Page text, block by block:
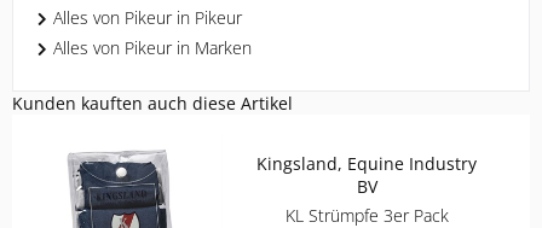
Alles von Pikeur in Pikeur
Alles von Pikeur in Marken
Kunden kauften auch diese Artikel
Kingsland, Equine Industry
BV
KL Strümpfe 3er Pack